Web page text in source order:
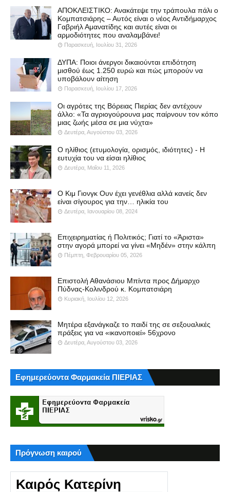
ΑΠΟΚΛΕΙΣΤΙΚΟ: Ανακάτεψε την τράπουλα πάλι ο
Κομπατσιάρης – Αυτός είναι ο νέος Αντιδήμαρχος
Γαβριήλ Αμανατίδης και αυτές είναι οι
αρμοδιότητες που αναλαμβάνει!
Παρασκευή, Ιουλίου 31, 2026
ΔΥΠΑ: Ποιοι άνεργοι δικαιούνται επιδότηση
μισθού έως 1.250 ευρώ και πώς μπορούν να
υποβάλουν αίτηση
Παρασκευή, Ιουλίου 17, 2026
Οι αγρότες της Βόρειας Πιερίας δεν αντέχουν
άλλο: «Τα αγριογούρουνα μας παίρνουν τον κόπο
μιας ζωής μέσα σε μια νύχτα»
Δευτέρα, Αυγούστου 03, 2026
Ο ηλίθιος (ετυμολογία, ορισμός, ιδιότητες) - Η
ευτυχία του να είσαι ηλίθιος
Δευτέρα, Μαΐου 11, 2026
Ο Κιμ Γιονγκ Ουν έχει γενέθλια αλλά κανείς δεν
είναι σίγουρος για την… ηλικία του
Δευτέρα, Ιανουαρίου 08, 2024
Επιχειρηματίας ή Πολιτικός; Γιατί το «Άριστα»
στην αγορά μπορεί να γίνει «Μηδέν» στην κάλπη
Πέμπτη, Φεβρουαρίου 05, 2026
Επιστολή Αθανάσιου Μπίντα προς Δήμαρχο
Πύδνας-Κολινδρού κ. Κομπατσιάρη
Κυριακή, Ιουλίου 12, 2026
Μητέρα εξανάγκαζε το παιδί της σε σεξουαλικές
πράξεις για να «ικανοποιεί» 56χρονο
Δευτέρα, Αυγούστου 03, 2026
Εφημερεύοντα Φαρμακεία ΠΙΕΡΙΑΣ
Πρόγνωση καιρού
Καιρός Κατερίνη